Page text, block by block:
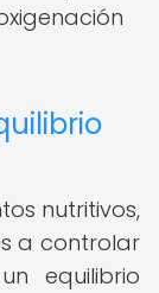
nutritivos,
a controlar
equilibrio